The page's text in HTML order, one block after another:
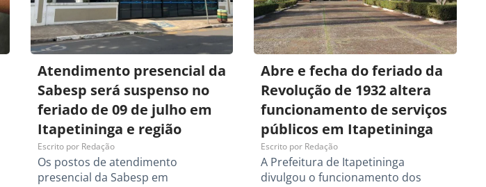
Atendimento presencial da
Sabesp será suspenso no
feriado de 09 de julho em
Itapetininga e região
Escrito porRedação
Os postos de atendimento
presencial da Sabesp em
Abre e fecha do feriado da
Revolução de 1932 altera
funcionamento de serviços
públicos em Itapetininga
Escrito por Redação
A Prefeitura de Itapetininga
divulgou o funcionamento dos